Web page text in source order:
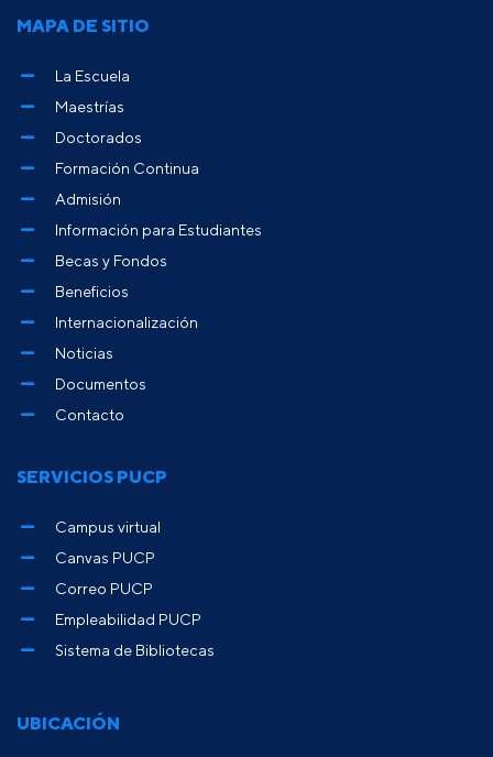
UBICACIÓN
MAPA DE SITIO
La Escuela
Maestrías
Doctorados
Formación Continua
Admisión
Información para Estudiantes
Becas y Fondos
Beneficios
Internacionalización
Noticias
Documentos
Contacto
SERVICIOS PUCP
Campus virtual
Canvas PUCP
Correo PUCP
Empleabilidad PUCP
Sistema de Bibliotecas